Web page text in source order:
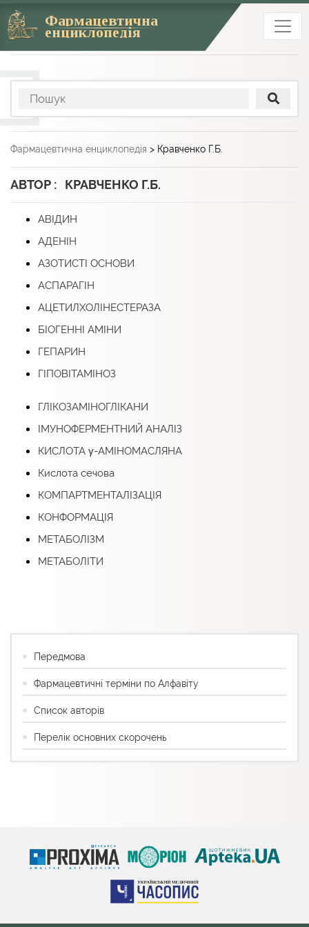
Фармацевтична
енциклопедія
Фармацевтична енциклопедія > Кравченко Г.Б.
АВТОР : КРАВЧЕНКО Г.Б.
АВІДИН
АДЕНІН
АЗОТИСТІ ОСНОВИ
АСПАРАГІН
АЦЕТИЛХОЛІНЕСТЕРАЗА
БІОГЕННІ АМІНИ
ГЕПАРИН
ГІПОВІТАМІНОЗ
ГЛІКОЗАМІНОГЛІКАНИ
ІМУНОФЕРМЕНТНИЙ АНАЛІЗ
КИСЛОТА γ-АМІНОМАСЛЯНА
Кислота сечова
КОМПАРТМЕНТАЛІЗАЦІЯ
КОНФОРМАЦІЯ
МЕТАБОЛІЗМ
МЕТАБОЛІТИ
Передмова
Фармацевтичні терміни по Алфавіту
Список авторів
Перелік основних скорочень